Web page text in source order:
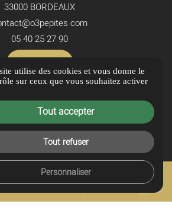
mail
33000 BORDEAUX
05 40 25 27 90
Guide Local
complémentaires
Mentions légales
de confidentialité
Gestion des cookies
utilise des cookies et vous donne le
sur ceux que vous souhaitez activer
Tout accepter
Tout refuser
Personnaliser